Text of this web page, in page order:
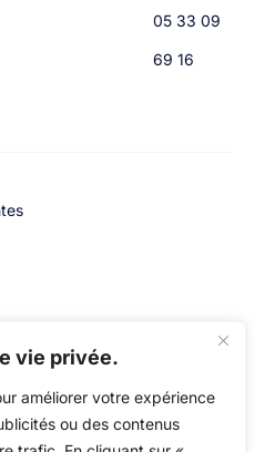
vie privée.
améliorer votre expérience
ou des contenus
05 33 09
69 16
Simon Marsault – Holistic